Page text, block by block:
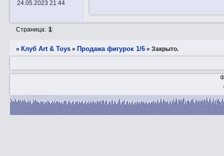
24.05.2023 21:44
Страница: 1
» Клуб Art & Toys » Продажа фигурок 1/6 »Закрытo.